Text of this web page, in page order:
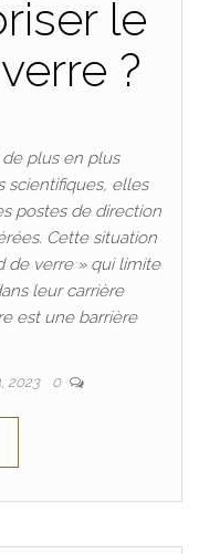
le
?
plus en plus
scientifiques, elles
postes de direction
Cette situation
de verre » qui limite
leur carrière
est une barrière
2023 0